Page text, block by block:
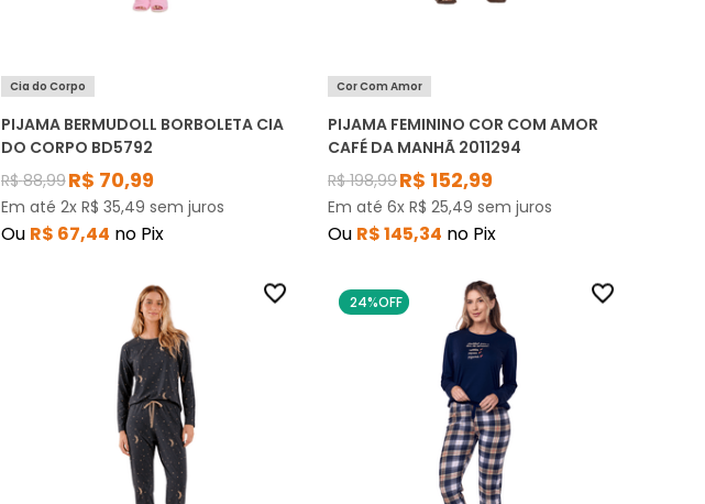
Cia do Corpo
PIJAMA BERMUDOLL BORBOLETA CIA
DO CORPO BD5792
R$ 88,99R$ 70,99
Em até 2x R$ 35,49 sem juros
Ou R$ 67,44 no Pix
Cor Com Amor
PIJAMA FEMININO COR COM AMOR
CAFÉ DA MANHÃ 2011294
R$ 198,99R$ 152,99
Em até6xR$ 25,49 sem juros
Ou R$145,34 no Pix
24%OFF